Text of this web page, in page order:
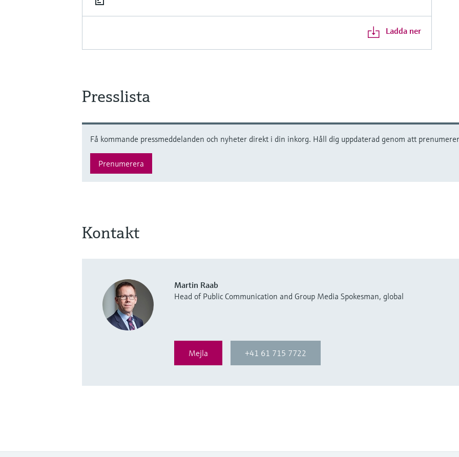
Ladda ner
Presslista
Få kommande pressmeddelanden och nyheter direkt i din inkorg. Håll dig uppdaterad genom att
Prenumerera
Kontakt
Martin Raab
Head of Public Communication and Group Media Spokesman, global
Mejla +41 61 715 7722